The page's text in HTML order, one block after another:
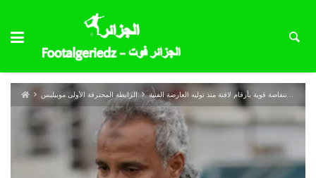
الرابطة المحترفة الأولى موبيليس شريف الوزاني يقود مولودية وهران لانتفاضة قوية بأرقام لافتة منذ توليه العارضة الفنية